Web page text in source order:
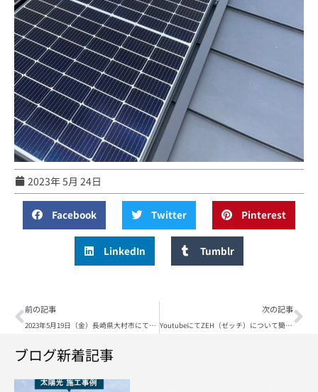
2023年 5月 24日
Facebook Twitter Pinterest
LinkedIn Tumblr
前の記事
2023年5月19日（金）長崎県大村市にてCIC長州産業太陽光発電システム 3,4kW 施工完了
次の記事
YoutubeにてZEH（ゼッチ）について簡単にUPしております。
ブログ新着記事